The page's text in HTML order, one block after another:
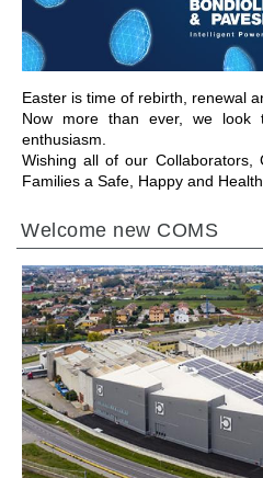
Easter is time of rebirth, renewal
Now more than ever, we
enthusiasm.
Wishing all of our Collaborators,
Families a Safe, Happy and
Welcome new COMS